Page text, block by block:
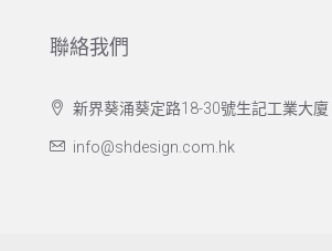
聯絡我們
新界葵涌葵定路18-30號生記工業大廈
info@shdesign.com.hk